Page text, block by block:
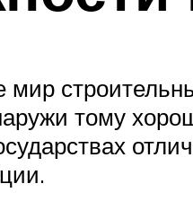
мир
тому